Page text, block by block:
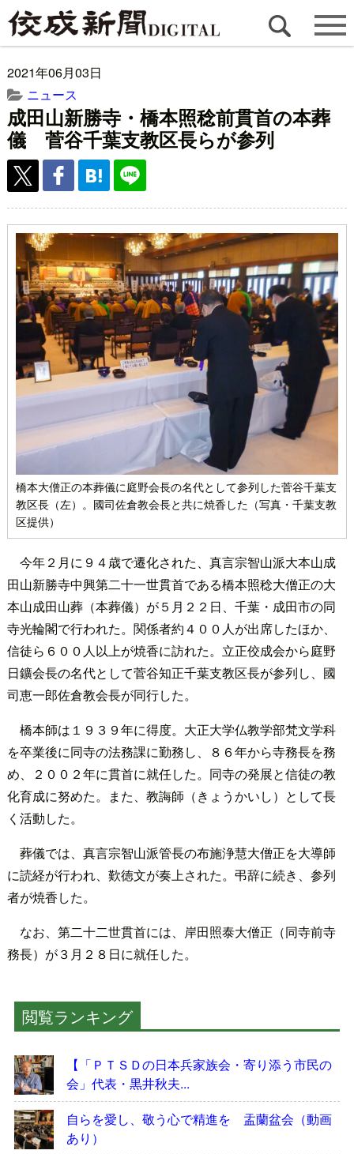
2021年06月03日
ニュース
成田山新勝寺・橋本照稔前貫首の本葬
儀 菅谷千葉支教区長らが参列
橋本大僧正の本葬儀に庭野会長の名代として参列した菅谷千葉支
教区長（左）。國司佐倉教会長と共に焼香した（写真・千葉支教
区提供）
今年２月に９４歳で遷化された、真言宗智山派大本山成
田山新勝寺中興第二十一世貫首である橋本照稔大僧正の大
本山成田山葬（本葬儀）が５月２２日、千葉・成田市の同
寺光輪閣で行われた。関係者約４００人が出席したほか、
信徒ら６００人以上が焼香に訪れた。立正佼成会から庭野
日鑛会長の名代として菅谷知正千葉支教区長が参列し、國
司恵一郎佐倉教会長が同行した。
橋本師は１９３９年に得度。大正大学仏教学部梵文学科
を卒業後に同寺の法務課に勤務し、８６年から寺務長を務
め、２００２年に貫首に就任した。同寺の発展と信徒の教
化育成に努めた。また、教誨師（きょうかいし）として長
く活動した。
葬儀では、真言宗智山派管長の布施浄慧大僧正を大導師
に読経が行われ、歎徳文が奏上された。弔辞に続き、参列
者が焼香した。
なお、第二十二世貫首には、岸田照泰大僧正（同寺前寺
務長）が３月２８日に就任した。
閲覧ランキング
【「ＰＴＳＤの日本兵家族会・寄り添う市民の
会」代表・黒井秋夫...
自らを愛し、敬う心で精進を 盂蘭盆会（動画
あり）